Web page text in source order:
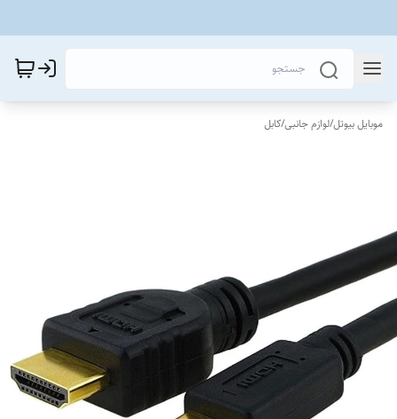
موبایل بیوتل/لوازم جانبی/کابل